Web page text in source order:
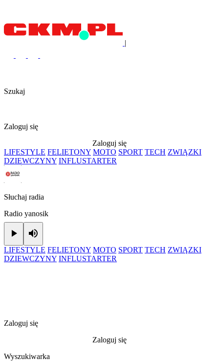
|
Szukaj
Zaloguj się
Zaloguj się
LIFESTYLE FELIETONY MOTO SPORT TECH ZWIĄZKI
DZIEWCZYNY INFLUSTARTER
Słuchaj radia
Radio yanosik
Play
LIFESTYLE FELIETONY MOTO SPORT TECH ZWIĄZKI
DZIEWCZYNY INFLUSTARTER
Zaloguj się
Zaloguj się
Wyszukiwarka